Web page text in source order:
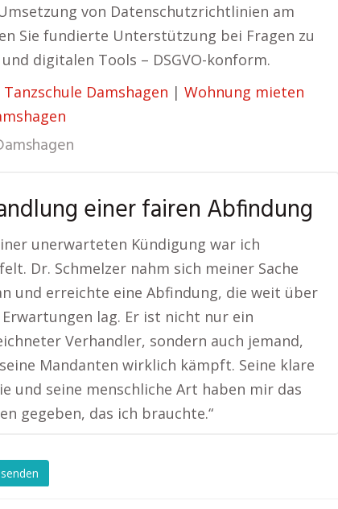
von Datenschutzrichtlinien am
Sie fundierte Unterstützung bei Fragen zu
digitalen Tools – DSGVO-konform.
Tanzschule Damshagen | Wohnung mieten
einer fairen Abfindung
unerwarteten Kündigung war ich
Dr. Schmelzer nahm sich meiner Sache
und erreichte eine Abfindung, die weit über
lag. Er ist nicht nur ein
Verhandler, sondern auch jemand,
Mandanten wirklich kämpft. Seine klare
und seine menschliche Art haben mir das
gegeben, das ich brauchte.“